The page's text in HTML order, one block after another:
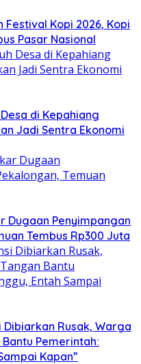
Festival Kopi 2026, Kopi
Pasar Nasional
di Kepahiang
Jadi Sentra Ekonomi
Dugaan Penyimpangan
Tembus Rp300 Juta
Dibiarkan Rusak, Warga
Pemerintah:
Kapan”